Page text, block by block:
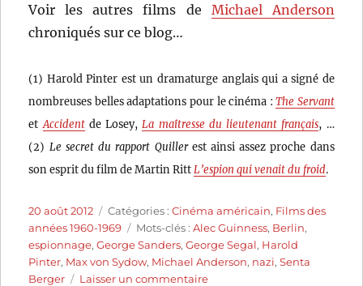
Voir les autres films de Michael Anderson
chroniqués sur ce blog…
(1) Harold Pinter est un dramaturge anglais qui a signé de
nombreuses belles adaptations pour le cinéma :The Servant
et Accidentde Losey, La maîtresse du lieutenant français, …
(2) Le secret du rapport Quillerest ainsi assez proche dans
son esprit du film de Martin Ritt L’espion qui venait du froid.
Publié
le
20 août 2012 Catégories
Catégories :Cinéma américain, Films des
années 1960-1969
Étiquettes
Mots-clés :Alec Guinness, Berlin,
espionnage,George Sanders,George Segal, Harold
Pinter, Max von Sydow, Michael Anderson, nazi,Senta
Berger
Laisser un commentairesur